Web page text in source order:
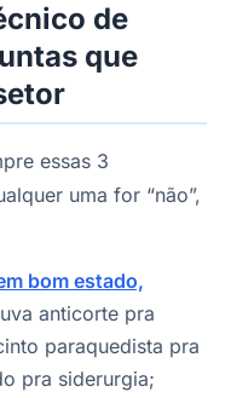
de
que
essas 3
uma for “não”,
bom estado,
anticorte pra
paraquedista pra
pra siderurgia;